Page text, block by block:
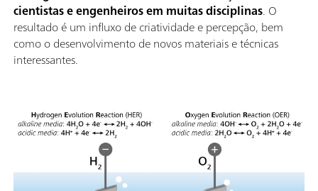
cientistas e engenheiros em muitas disciplinas. O
resultado é um influxo de criatividade e percepção, bem
como o desenvolvimento de novos materiais e técnicas
interessantes.